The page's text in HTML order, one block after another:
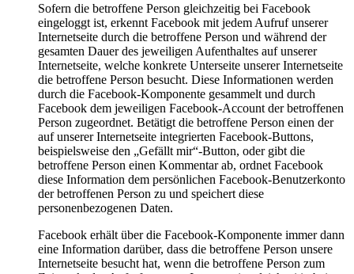
Sofern die betroffene Person gleichzeitig bei Facebook
eingeloggt ist, erkennt Facebook mit jedem Aufruf unserer
Internetseite durch die betroffene Person und während der
gesamten Dauer des jeweiligen Aufenthaltes auf unserer
Internetseite, welche konkrete Unterseite unserer Internetseite
die betroffene Person besucht. Diese Informationen werden
durch die Facebook-Komponente gesammelt und durch
Facebook dem jeweiligen Facebook-Account der betroffenen
Person zugeordnet. Betätigt die betroffene Person einen der
auf unserer Internetseite integrierten Facebook-Buttons,
beispielsweise den „Gefällt mir“-Button, oder gibt die
betroffene Person einen Kommentar ab, ordnet Facebook
diese Information dem persönlichen Facebook-Benutzerkonto
der betroffenen Person zu und speichert diese
personenbezogenen Daten.
Facebook erhält über die Facebook-Komponente immer dann
eine Information darüber, dass die betroffene Person unsere
Internetseite besucht hat, wenn die betroffene Person zum